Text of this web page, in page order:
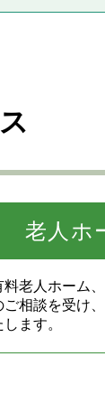
老人ホ
料老人ホーム
ご相談を受け
ます。